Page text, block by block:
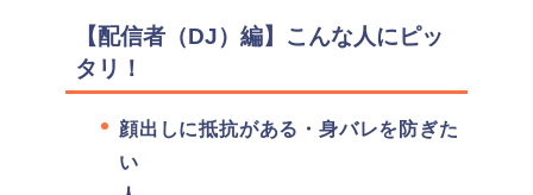
【配信者（DJ）編】こんな人にピッ
タリ！
顔出しに抵抗がある・身バレを防ぎた
い